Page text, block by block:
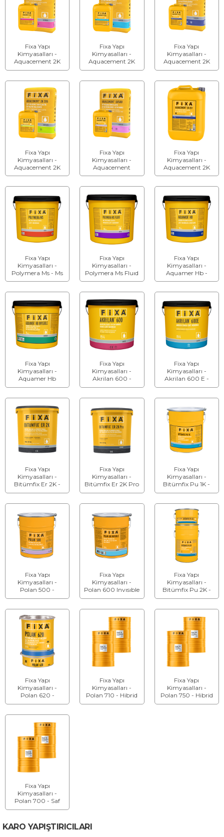
Fixa Yapı
Kimyasalları -
Aquacement 2K
251-Çift Bileşenli
Fixa Yapı
Kimyasalları -
Aquacement 2K
250 - Çift Bileşenli
Fixa Yapı
Kimyasalları -
Aquacement 2K
207 - Çift Bileşenli
Yalıtım Malzemesi
Fixa Yapı
Kimyasalları -
Aquacement 2K
205 - Çift Bileşenli
Fixa Yapı
Kimyasalları -
Aquacement
Uv500 - Çift
Malzemesi - Uv
Dayanımlı (Beyaz)
Fixa Yapı
Kimyasalları -
Aquacement 2K
207 B Bileşeni -
Yalıtım
Malzemeleri İçin
Akrilik Esaslı Katkı
Malzemesi
Fixa Yapı
Kimyasalları -
Polymera Ms - Ms
Polimer Esaslı Likit
Fixa Yapı
Kimyasalları -
Polymera Ms Fluıd
- Ms Polimer Esaslı
Fixa Yapı
Kimyasalları -
Aquamer Hb -
Hibrid Polimer
Kaplama
Fixa Yapı
Kimyasalları -
Aquamer Hb
Invısıble - Hibrid
Şeffaf Kaplama
Fixa Yapı
Kimyasalları -
Akrilan 600 -
Akrilik Esaslı Uv
Likit Membran
Fixa Yapı
Kimyasalları -
Akrilan 600 E -
Akrilik Esaslı Likit
Fixa Yapı
Kimyasalları -
Bitümfix Er 2K -
Bitüm Esaslı Su
Fixa Yapı
Kimyasalları -
Bitümfix Er 2K Pro
- Bitüm Esaslı Su
Fixa Yapı
Kimyasalları -
Bitümfix Pu 1K -
Bitüm ve
Yalıtım Malzemesi
Fixa Yapı
Kimyasalları -
Polan 500 -
Poliüretan
Fixa Yapı
Kimyasalları -
Polan 600 Invısıble
- Şeffaf Poliüretan
Fixa Yapı
Kimyasalları -
Bitümfix Pu 2K -
Bitüm ve
Yalıtım Malzemesi
Fixa Yapı
Kimyasalları -
Polan 620 -
Poliüretan Esaslı
Fixa Yapı
Kimyasalları -
Polan 710 - Hibrid
Poliürea Kaplama
Fixa Yapı
Kimyasalları -
Polan 750 - Hibrid
Poliürea Su Yalıtım
Fixa Yapı
Kimyasalları -
Polan 700 - Saf
Poliürea Kaplama
Malzemesi
KARO YAPIŞTIRICILARI